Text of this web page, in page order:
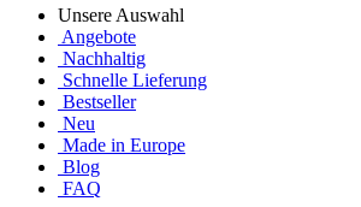
Unsere Auswahl
Angebote
Nachhaltig
Schnelle Lieferung
Bestseller
Neu
Made in Europe
Blog
FAQ